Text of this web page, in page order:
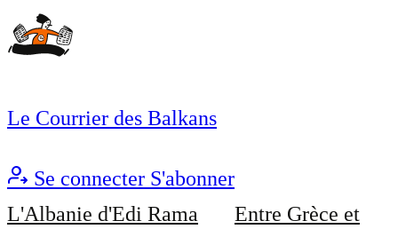
Le Courrier des Balkans
Se connecter S'abonner
L'Albanie d'Edi Rama
Entre Grèce et